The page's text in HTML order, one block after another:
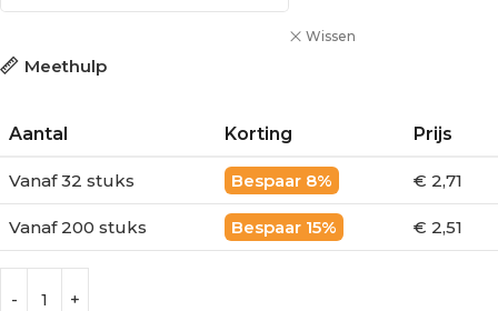
Wissen
Meethulp
Aantal Korting Prijs
Vanaf 32 stuks 8% € 2,71
Vanaf 200 stuks 15% € 2,51